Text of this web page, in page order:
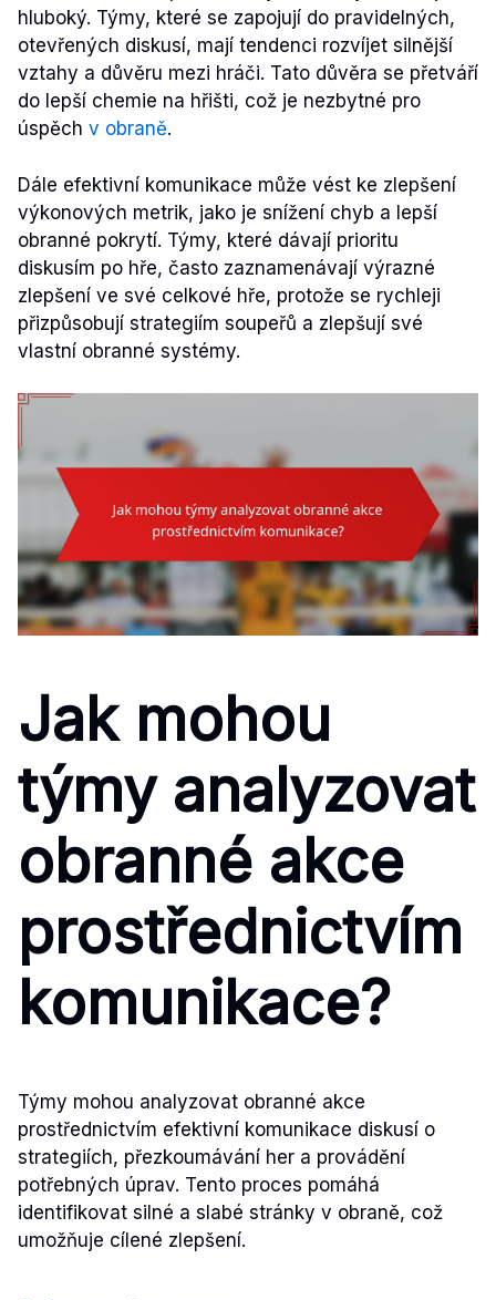
hluboký. Týmy, které se zapojují do pravidelných,
otevřených diskusí, mají tendenci rozvíjet silnější
vztahy a důvěru mezi hráči. Tato důvěra se přetváří
do lepší chemie na hřišti, což je nezbytné pro
úspěch v obraně.
Dále efektivní komunikace může vést ke zlepšení
výkonových metrik, jako je snížení chyb a lepší
obranné pokrytí. Týmy, které dávají prioritu
diskusím po hře, často zaznamenávají výrazné
zlepšení ve své celkové hře, protože se rychleji
přizpůsobují strategiím soupeřů a zlepšují své
vlastní obranné systémy.
Jak mohou
týmy analyzovat
obranné akce
prostřednictvím
komunikace?
Týmy mohou analyzovat obranné akce
prostřednictvím efektivní komunikace diskusí o
strategiích, přezkoumávání her a provádění
potřebných úprav. Tento proces pomáhá
identifikovat silné a slabé stránky v obraně, což
umožňuje cílené zlepšení.